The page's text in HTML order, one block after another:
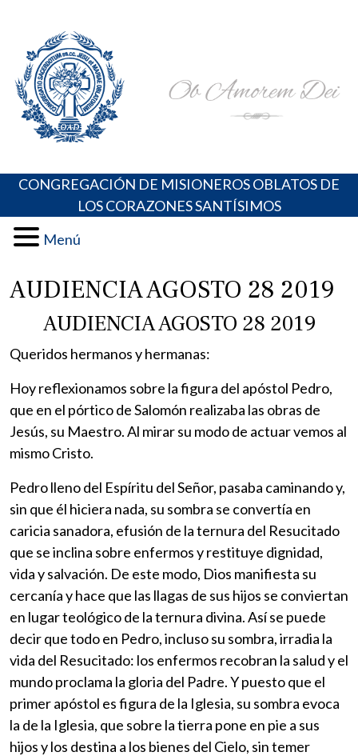
content
Portal de los Padres Oblatos. Advocaciones Marianas,
Oraciones, Música religiosa y más
CONGREGACIÓN DE MISIONEROS OBLATOS DE
LOS CORAZONES SANTÍSIMOS
Menú
AUDIENCIA AGOSTO 28 2019
AUDIENCIA AGOSTO 28 2019
Queridos hermanos y hermanas:
Hoy reflexionamos sobre la figura del apóstol Pedro,
que en el pórtico de Salomón realizaba las obras de
Jesús, su Maestro. Al mirar su modo de actuar vemos al
mismo Cristo.
Pedro lleno del Espíritu del Señor, pasaba caminando y,
sin que él hiciera nada, su sombra se convertía en
caricia sanadora, efusión de la ternura del Resucitado
que se inclina sobre enfermos y restituye dignidad,
vida y salvación. De este modo, Dios manifiesta su
cercanía y hace que las llagas de sus hijos se conviertan
en lugar teológico de la ternura divina. Así se puede
decir que todo en Pedro, incluso su sombra, irradia la
vida del Resucitado: los enfermos recobran la salud y el
mundo proclama la gloria del Padre. Y puesto que el
primer apóstol es figura de la Iglesia, su sombra evoca
la de la Iglesia, que sobre la tierra pone en pie a sus
hijos y los destina a los bienes del Cielo, sin temer